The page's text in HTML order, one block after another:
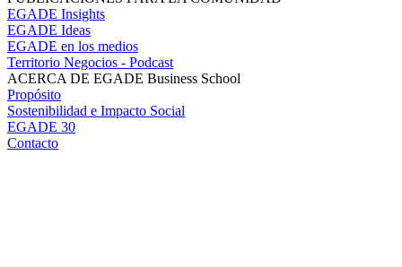
EGADE Insights
EGADE Ideas
EGADE en los medios
Territorio Negocios - Podcast
ACERCA DE EGADE Business School
Propósito
Sostenibilidad e Impacto Social
EGADE 30
Contacto